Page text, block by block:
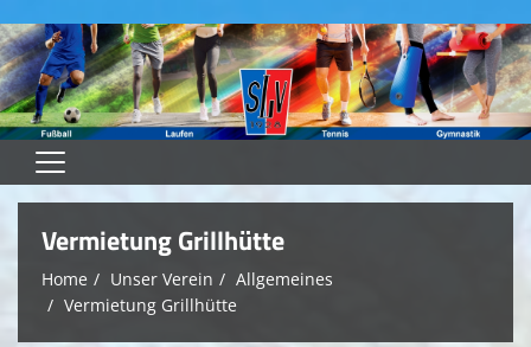
Home
Heimspielplan
Heimspieltag -SVL Inside
Vermietung Grillhütte
Home Unser Verein
Allgemeines
Vermietung Grillhütte